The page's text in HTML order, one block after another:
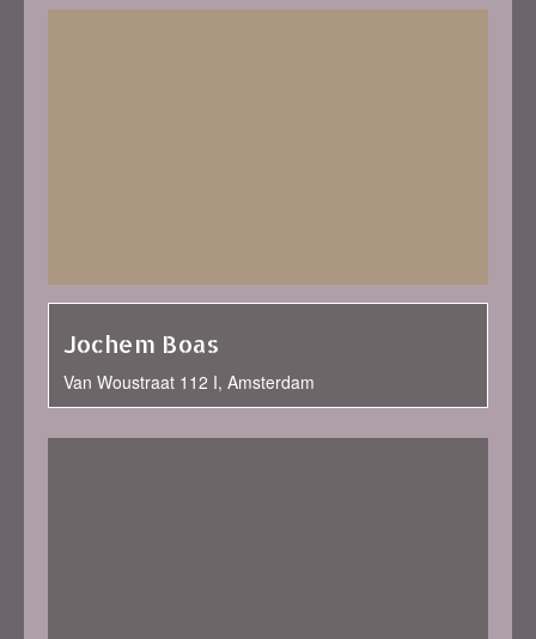
Jochem Boas
Van Woustraat 112 I, Amsterdam